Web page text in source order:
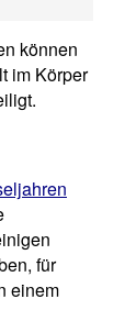
können
im Körper
für
einem